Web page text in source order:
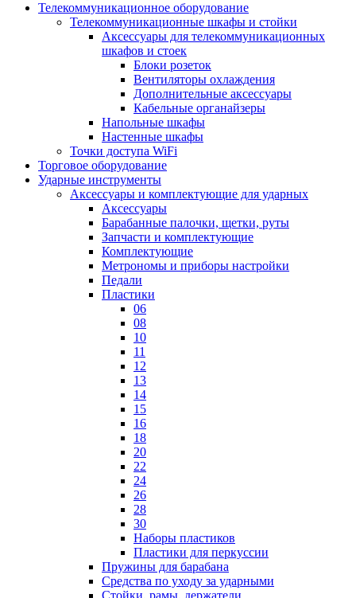
Телекоммуникационное оборудование
Телекоммуникационные шкафы и стойки
Аксессуары для телекоммуникационных
шкафов и стоек
Блоки розеток
Вентиляторы охлаждения
Дополнительные аксессуары
Кабельные органайзеры
Напольные шкафы
Настенные шкафы
Точки доступа WiFi
Торговое оборудование
Ударные инструменты
Аксессуары и комплектующие для ударных
Аксессуары
Барабанные палочки, щетки, руты
Запчасти и комплектующие
Комплектующие
Метрономы и приборы настройки
Педали
Пластики
06
08
10
11
12
13
14
15
16
18
20
22
24
26
28
30
Наборы пластиков
Пластики для перкуссии
Пружины для барабана
Средства по уходу за ударными
Стойки, рамы, держатели